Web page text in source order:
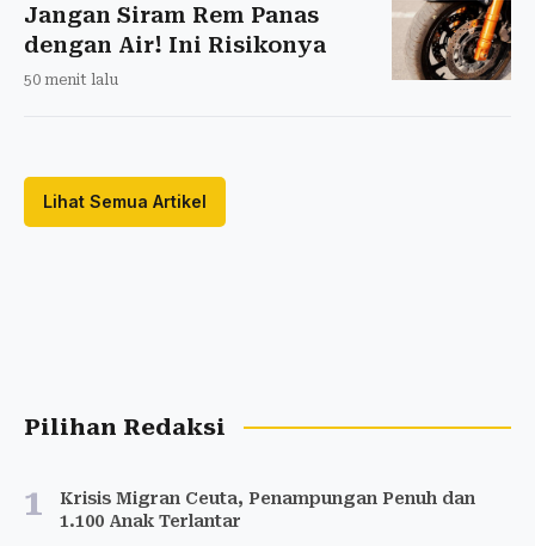
Jangan Siram Rem Panas
dengan Air! Ini Risikonya
50 menit lalu
Lihat Semua Artikel
Pilihan Redaksi
1
Krisis Migran Ceuta, Penampungan Penuh dan
1.100 Anak Terlantar